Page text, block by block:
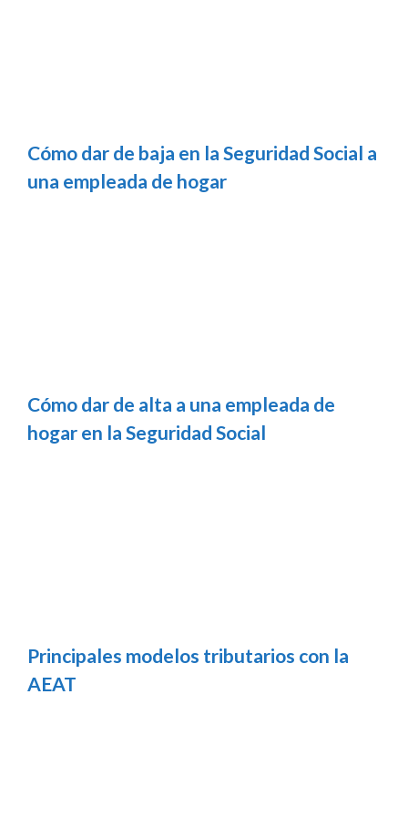
Cómo dar de baja en la Seguridad Social a
una empleada de hogar
Cómo dar de alta a una empleada de
hogar en la Seguridad Social
Principales modelos tributarios con la
AEAT